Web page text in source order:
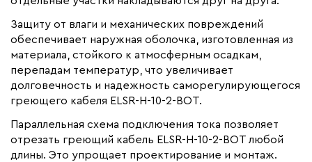
Защиту от влаги и механических повреждений
обеспечивает наружная оболочка, изготовленная из
материала, стойкого к атмосферным осадкам,
перепадам температур, что увеличивает
долговечность и надежность саморегулирующегося
греющего кабеля ELSR-H-10-2-BOT.
Параллельная схема подключения тока позволяет
отрезать греющий кабель ELSR-H-10-2-BOT любой
длины. Это упрощает проектирование и монтаж.